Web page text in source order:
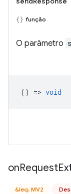
função
O parâmetro
() => void
onRequest
&leq; MV2